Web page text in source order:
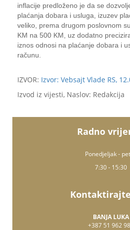
inflacije predloženo je da se
plaćanja dobara i usluga, izuzev
veliko, prema drugom poslovnom
KM na 500 KM, uz dodatno
iznos odnosi na plaćanje dobara i
računu.
IZVOR: Izvor: Vebsajt Vlade RS,
Izvod iz vijesti, Naslov: Redakcija
Radno
Ponedjeljak -
7:30 - 15:30
BANJA LUKA
+387 51 962